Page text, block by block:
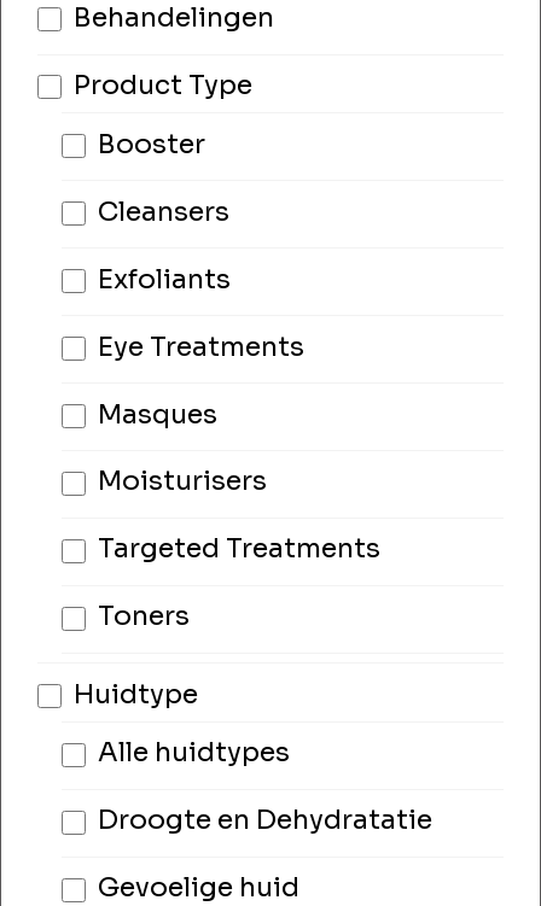
Behandelingen
Product Type
Booster
Cleansers
Exfoliants
Eye Treatments
Masques
Moisturisers
Targeted Treatments
Toners
Huidtype
Alle huidtypes
Droogte en Dehydratatie
Gevoelige huid